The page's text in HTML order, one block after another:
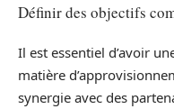
Définir des objectifs
Il est essentiel d’avoir
matière
synergie avec des